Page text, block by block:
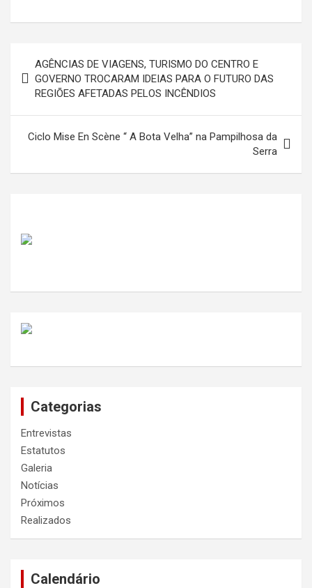
Navegação
de
artigos
AGÊNCIAS DE VIAGENS, TURISMO DO CENTRO E
GOVERNO TROCARAM IDEIAS PARA O FUTURO DAS
REGIÕES AFETADAS PELOS INCÊNDIOS
Ciclo Mise En Scène “ A Bota Velha” na Pampilhosa da
Serra
Categorias
Entrevistas
Estatutos
Galeria
Notícias
Próximos
Realizados
Calendário